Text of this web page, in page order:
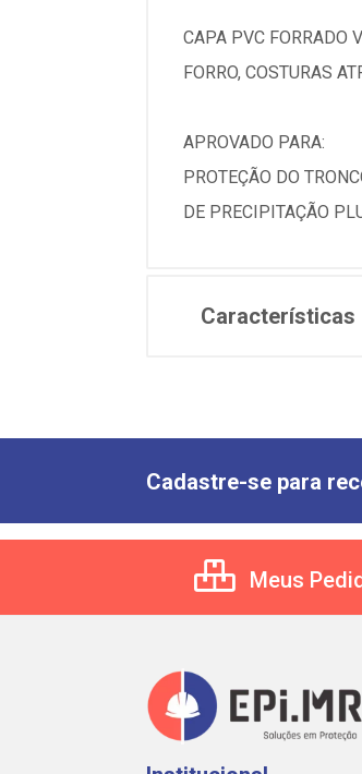
CAPA PVC FORRADO
FORRO, COSTURAS
APROVADO PARA:
PROTEÇÃO DO
DE PRECIPITAÇÃO
Características
Cadastre-se para
Meus